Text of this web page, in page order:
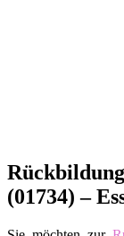
(01734) –